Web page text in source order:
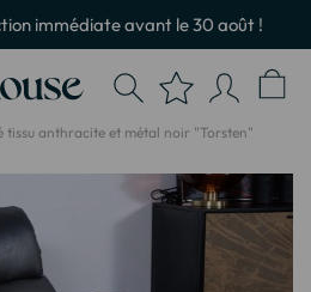
immédiate avant le 30 août !
tissu anthracite et métal noir "Torsten"